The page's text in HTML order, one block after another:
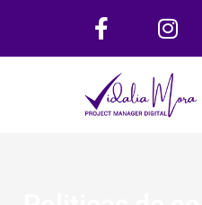
a
c
e
b
o
n
s
t
a
g